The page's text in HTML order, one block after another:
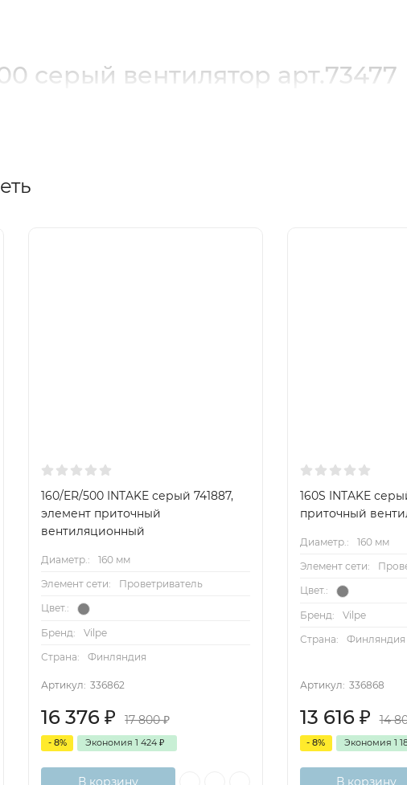
серый вентилятор арт.73477
160/ER/500 INTAKE серый 741887,
элемент приточный
вентиляционный
Диаметр.:
160 мм
Элемент сети:
Проветриватель
Цвет.:
Бренд:
Vilpe
Страна:
Финляндия
Артикул: 336862
16 376₽ 17 800₽
- 8% Экономия1 424₽
В корзину
160S INTAKE
приточный
Диаметр.:
160 мм
Элемент сети:
Цвет.:
Бренд:
Vilpe
Страна:
Финляндия
Артикул: 336868
13 616 ₽ 14
- 8% Экономия 1
В корзину